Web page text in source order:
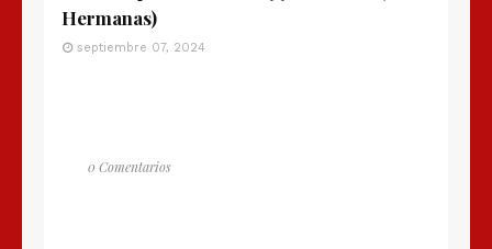
Hermanas)
septiembre 07, 2024
0 Comentarios